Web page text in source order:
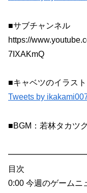
■サブチャンネル
https://
7IXAKmQ
■キャベツのイラス
Tweets by
■BGM：若林タカツ
目次
0:00 今週のゲームニ